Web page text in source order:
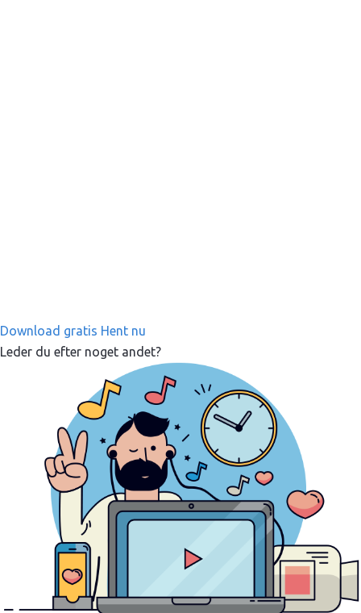
Download gratis Hent nu
Leder du efter noget andet?